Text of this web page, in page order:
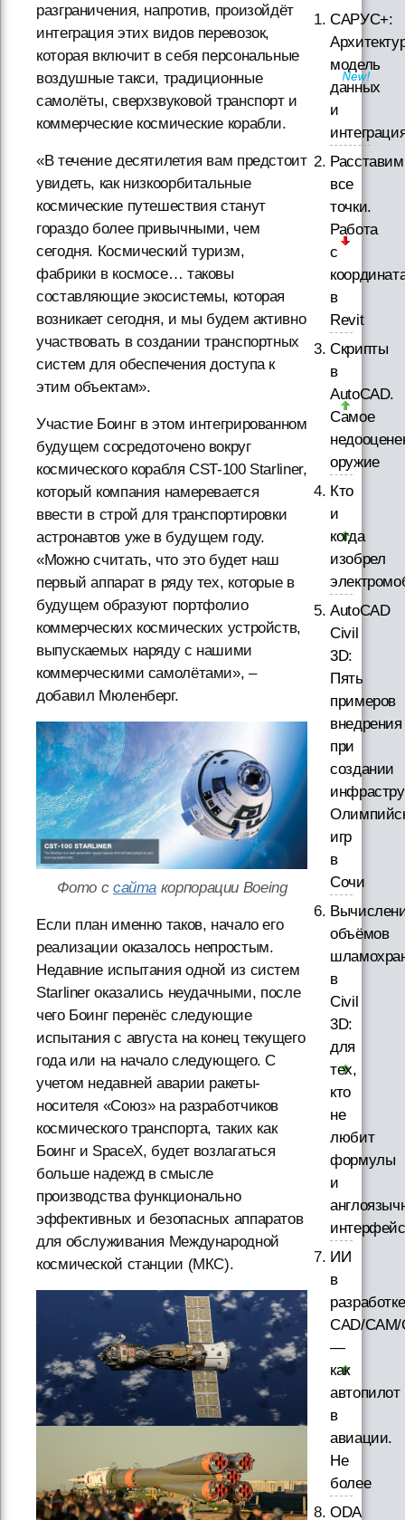
разграничения, напротив, произойдёт
интеграция этих видов перевозок,
которая включит в себя персональные
воздушные такси, традиционные
самолёты, сверхзвуковой транспорт и
коммерческие космические корабли.
«В течение десятилетия вам предстоит
увидеть, как низкоорбитальные
космические путешествия станут
гораздо более привычными, чем
сегодня. Космический туризм,
фабрики в космосе… таковы
составляющие экосистемы, которая
возникает сегодня, и мы будем активно
участвовать в создании транспортных
систем для обеспечения доступа к
этим объектам».
Участие Боинг в этом интегрированном
будущем сосредоточено вокруг
космического корабля CST-100 Starliner,
который компания намеревается
ввести в строй для транспортировки
астронавтов уже в будущем году.
«Можно считать, что это будет наш
первый аппарат в ряду тех, которые в
будущем образуют портфолио
коммерческих космических устройств,
выпускаемых наряду с нашими
коммерческими самолётами», –
добавил Мюленберг.
Фото с сайта корпорации Boeing
Если план именно таков, начало его
реализации оказалось непростым.
Недавние испытания одной из систем
Starliner оказались неудачными, после
чего Боинг перенёс следующие
испытания с августа на конец текущего
года или на начало следующего. С
учетом недавней аварии ракеты-
носителя «Союз» на разработчиков
космического транспорта, таких как
Боинг и SpaceX, будет возлагаться
больше надежд в смысле
производства функционально
эффективных и безопасных аппаратов
для обслуживания Международной
космической станции (МКС).
САРУС+:
модель
данных
и
Расставим
все
точки.
Работа
с
в
Revit
Скрипты
в
AutoCAD.
Самое
оружие
Кто
и
когда
изобрел
AutoCAD
Civil
3D:
Пять
примеров
внедрения
при
создании
игр
в
Сочи
объёмов
в
Civil
3D:
для
тех,
кто
не
любит
формулы
и
ИИ
в
разработке
CAD/
—
как
автопилот
в
авиации.
Не
более
ODA